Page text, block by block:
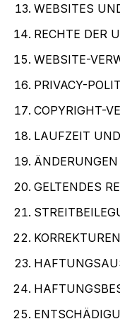
WEBSITES
RECHTE DER
WEBSITE-
PRIVACY-
COPYRIGHT-
LAUFZEIT
GELTENDES
KORREKTUREN